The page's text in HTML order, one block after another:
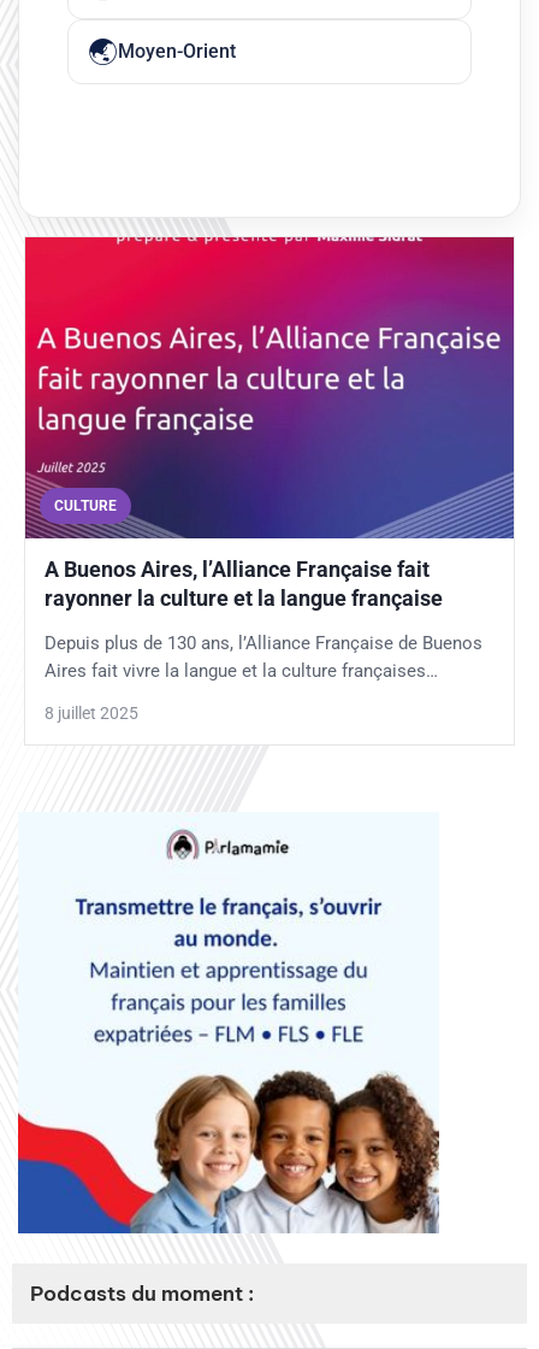
Moyen-Orient
CULTURE
A Buenos Aires, l’Alliance Française fait
rayonner la culture et la langue française
Depuis plus de 130 ans, l’Alliance Française de Buenos
Aires fait vivre la langue et la culture françaises…
8 juillet 2025
Podcasts du moment :